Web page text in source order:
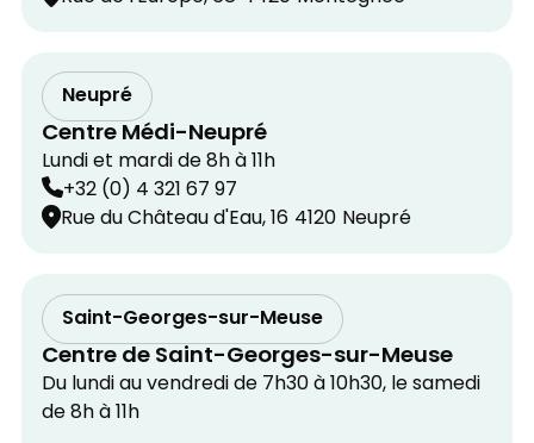
Neupré
Centre Médi-Neupré
Lundi et mardi de 8h à 11h
+32 (0) 4 321 67 97
Rue du Château d'Eau, 16 4120 Neupré
Saint-Georges-sur-Meuse
Centre de Saint-Georges-sur-Meuse
Du lundi au vendredi de 7h30 à 10h30, le samedi
de 8h à 11h